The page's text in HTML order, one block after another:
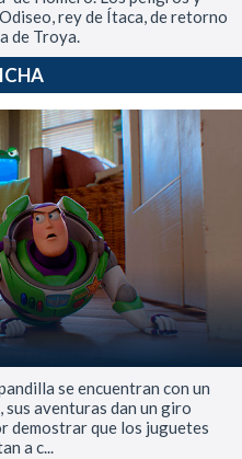
rey de Ítaca, de retorno
de Troya.
se encuentran con un
aventuras dan un giro
demostrar que los juguetes
a c...